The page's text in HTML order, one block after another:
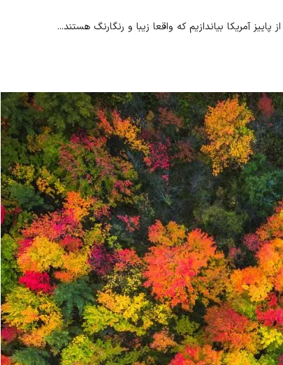
آمریکا بیاندازیم که واقعا زیبا و رنگارنگ هستند...